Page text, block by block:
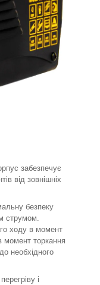
забезпечує
від зовнішніх
безпеку
струмом.
ходу в момент
момент торкання
необхідного
і